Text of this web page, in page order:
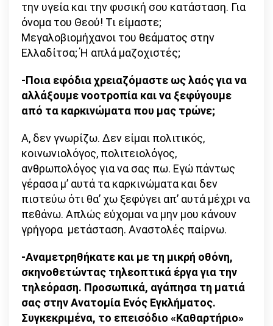
την υγεία και την φυσική σου κατάσταση. Για
όνομα του Θεού! Τι είμαστε;
Μεγαλοβιομήχανοι του θεάματος στην
Ελλαδίτσα; Ή απλά μαζοχιστές;
-Ποια εφόδια χρειαζόμαστε ως λαός για να
αλλάξουμε νοοτροπία και να ξεφύγουμε
από τα καρκινώματα που μας τρώνε;
Α, δεν γνωρίζω. Δεν είμαι πολιτικός,
κοινωνιολόγος, πολιτειολόγος,
ανθρωπολόγος για να σας πω. Εγώ πάντως
γέρασα μ’ αυτά τα καρκινώματα και δεν
πιστεύω ότι θα’ χω ξεφύγει απ’ αυτά μέχρι να
πεθάνω. Απλώς εύχομαι να μην μου κάνουν
γρήγορα μετάσταση. Αναστολές παίρνω.
-Αναμετρηθήκατε και με τη μικρή οθόνη,
σκηνοθετώντας τηλεοπτικά έργα για την
τηλεόραση. Προσωπικά, αγάπησα τη ματιά
σας στην Ανατομία Ενός Εγκλήματος.
Συγκεκριμένα, το επεισόδιο «Καθαρτήριο»